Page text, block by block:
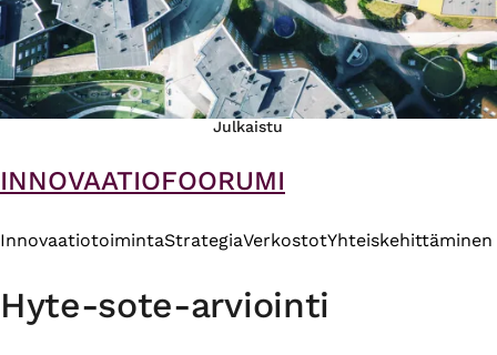
Julkaistu
INNOVAATIOFOORUMI
InnovaatiotoimintaStrategiaVerkostotYhteiskehittäminen
Hyte-sote-arviointi